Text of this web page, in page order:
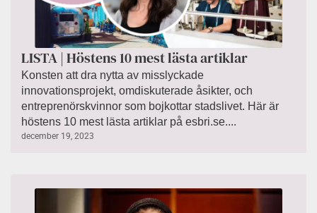
LISTA | Höstens 10 mest lästa artiklar
Konsten att dra nytta av misslyckade
innovationsprojekt, omdiskuterade åsikter, och
entreprenörskvinnor som bojkottar stadslivet. Här är
höstens 10 mest lästa artiklar på esbri.se....
december 19, 2023